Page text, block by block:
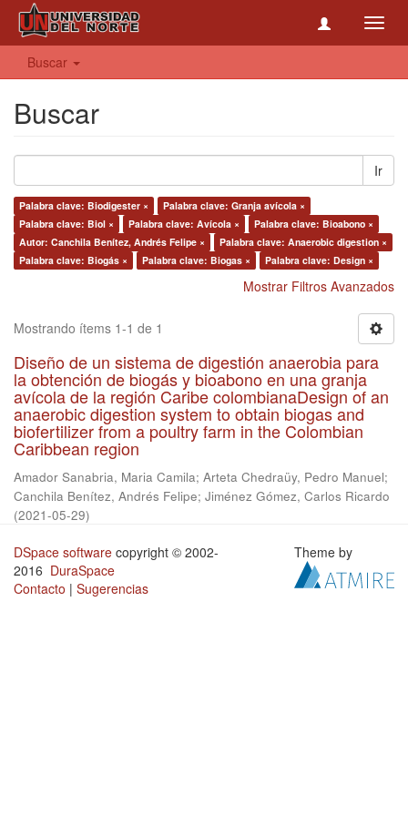
Buscar
Buscar
Ir
Palabra clave: Biodigester ×
Palabra clave: Granja avícola ×
Palabra clave: Biol ×
Palabra clave: Avícola ×
Palabra clave: Bioabono ×
Autor: Canchila Benítez, Andrés Felipe ×
Palabra clave: Anaerobic digestion ×
Palabra clave: Biogás ×
Palabra clave: Biogas × Palabra clave: Design ×
Mostrar Filtros Avanzados
Mostrando ítems 1-1 de 1
Diseño de un sistema de digestión anaerobia para
la obtención de biogás y bioabono en una granja
avícola de la región Caribe colombianaDesign of an
anaerobic digestion system to obtain biogas and
biofertilizer from a poultry farm in the Colombian
Caribbean region
Amador Sanabria, Maria Camila; Arteta Chedraüy, Pedro Manuel;
Canchila Benítez, Andrés Felipe; Jiménez Gómez, Carlos Ricardo
(2021-05-29)
DSpace software copyright © 2002-
2016 DuraSpace
Contacto | Sugerencias
Theme by